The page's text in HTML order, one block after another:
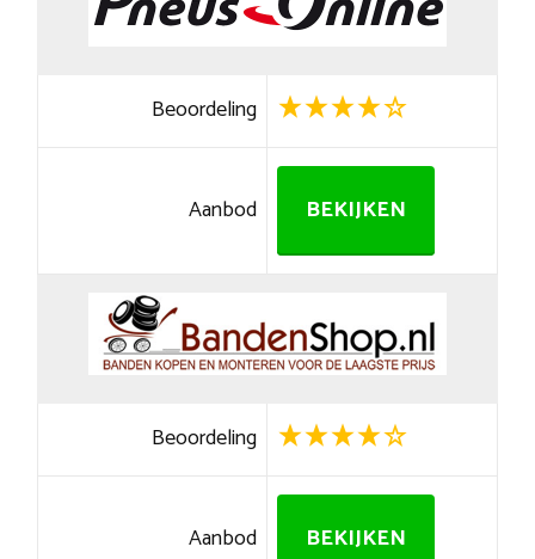
Beoordeling
Aanbod BEKIJKEN
Beoordeling
Aanbod BEKIJKEN